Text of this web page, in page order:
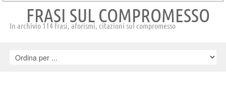
FRASI SUL COMPROMESSO
In archivio 114 frasi, aforismi, citazioni sul compromesso